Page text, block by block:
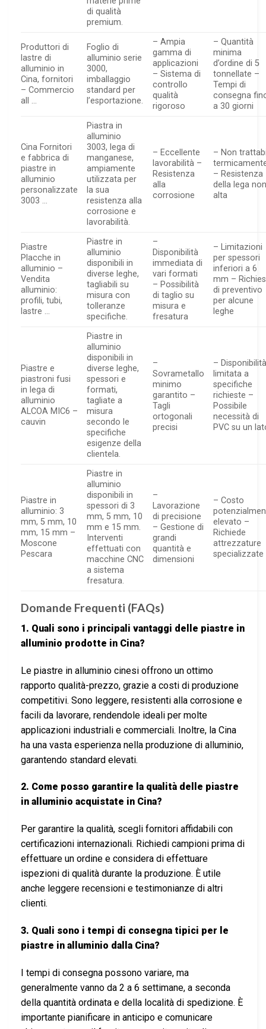
di qualità
premium.
Produttori di
lastre di
alluminio in
Cina, fornitori
– Commercio
all …
Foglio di
alluminio serie
3000,
imballaggio
standard per
l’esportazione.
– Ampia
gamma di
applicazioni
– Sistema di
controllo
qualità
rigoroso
– Quantità
minima
d’ordine di 5
tonnellate –
Tempi di
consegna
a 30 giorni
Cina Fornitori
e fabbrica di
piastre in
alluminio
personalizzate
3003 …
Piastra in
alluminio
3003, lega di
manganese,
ampiamente
utilizzata per
la sua
resistenza alla
corrosione e
lavorabilità.
– Eccellente
lavorabilità –
Resistenza
alla
corrosione
– Non
– Resistenza
della lega
alta
Piastre
Placche in
alluminio –
Vendita
alluminio:
profili, tubi,
lastre …
Piastre in
alluminio
disponibili in
diverse leghe,
tagliabili su
misura con
tolleranze
specifiche.
–
Disponibilità
immediata di
vari formati
– Possibilità
di taglio su
misura e
fresatura
– Limitazioni
per spessori
inferiori a 6
mm –
di preventivo
per alcune
leghe
Piastre e
piastroni fusi
in lega di
alluminio
ALCOA MIC6 –
cauvin
Piastre in
alluminio
disponibili in
diverse leghe,
spessori e
formati,
tagliate a
misura
secondo le
specifiche
esigenze della
clientela.
–
Sovrametallo
minimo
garantito –
Tagli
ortogonali
precisi
–
limitata a
specifiche
richieste –
Possibile
necessità di
PVC su un
Piastre in
alluminio: 3
mm, 5 mm, 10
mm, 15 mm –
Moscone
Pescara
Piastre in
alluminio
disponibili in
spessori di 3
mm, 5 mm, 10
mm e 15 mm.
Interventi
effettuati con
macchine CNC
a sistema
fresatura.
–
Lavorazione
di precisione
– Gestione di
grandi
quantità e
dimensioni
– Costo
elevato –
Richiede
attrezzature
specializzate
Domande Frequenti (FAQs)
1. Quali sono i principali vantaggi delle piastre in
alluminio prodotte in Cina?
Le piastre in alluminio cinesi offrono un ottimo
rapporto qualità-prezzo, grazie a costi di produzione
competitivi. Sono leggere, resistenti alla corrosione e
facili da lavorare, rendendole ideali per molte
applicazioni industriali e commerciali. Inoltre, la Cina
ha una vasta esperienza nella produzione di alluminio,
garantendo standard elevati.
2. Come posso garantire la qualità delle piastre
in alluminio acquistate in Cina?
Per garantire la qualità, scegli fornitori affidabili con
certificazioni internazionali. Richiedi campioni prima di
effettuare un ordine e considera di effettuare
ispezioni di qualità durante la produzione. È utile
anche leggere recensioni e testimonianze di altri
clienti.
3. Quali sono i tempi di consegna tipici per le
piastre in alluminio dalla Cina?
I tempi di consegna possono variare, ma
generalmente vanno da 2 a 6 settimane, a seconda
della quantità ordinata e della località di spedizione. È
importante pianificare in anticipo e comunicare